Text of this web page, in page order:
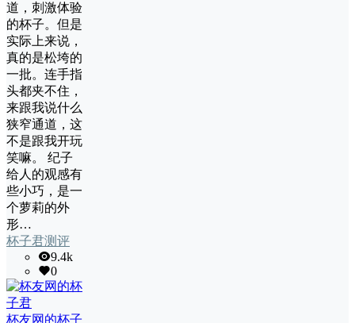
道，刺激体验
的杯子。但是
实际上来说，
真的是松垮的
一批。连手指
头都夹不住，
来跟我说什么
狭窄通道，这
不是跟我开玩
笑嘛。 纪子
给人的观感有
些小巧，是一
个萝莉的外
形…
杯子君测评
9.4k
0
杯友网的杯子